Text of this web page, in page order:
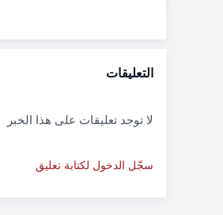
التعليقات
لا توجد تعليقات على هذا الخبر
سجّل الدخول لكتابة تعليق